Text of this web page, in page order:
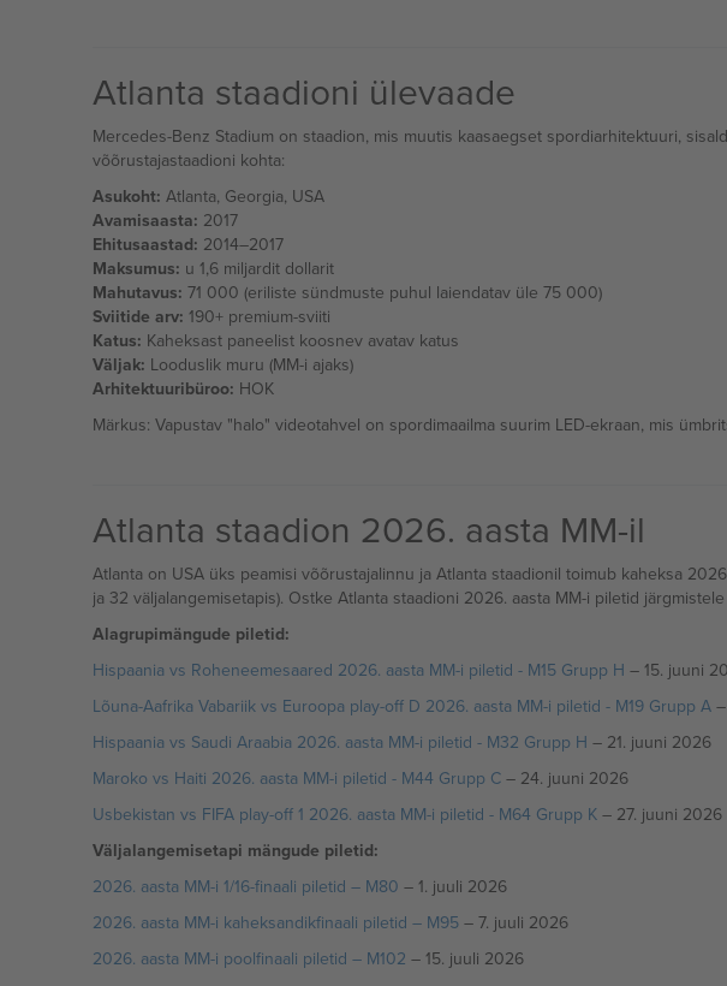
Atlanta staadioni ülevaade
Mercedes-Benz Stadium on staadion, mis muutis kaasaegset spordiarhitektuuri,
võõrustajastaadioni kohta:
Asukoht: Atlanta, Georgia, USA
Avamisaasta: 2017
Ehitusaastad: 2014–2017
Maksumus: u 1,6 miljardit dollarit
Mahutavus: 71 000 (eriliste sündmuste puhul laiendatav üle 75 000)
Sviitide arv: 190+ premium-sviiti
Katus: Kaheksast paneelist koosnev avatav katus
Väljak: Looduslik muru (MM-i ajaks)
Arhitektuuribüroo: HOK
Märkus: Vapustav "halo" videotahvel on spordimaailma suurim LED-ekraan, mis
Atlanta staadion 2026. aasta MM-il
Atlanta on USA üks peamisi võõrustajalinnu ja Atlanta staadionil toimub kaheksa
ja 32 väljalangemisetapis). Ostke Atlanta staadioni 2026. aasta MM-i piletid
Alagrupimängude piletid:
Hispaania vs Roheneemesaared 2026. aasta MM-i piletid - M15 Grupp H – 15. juuni
Lõuna-Aafrika Vabariik vs Euroopa play-off D 2026. aasta MM-i piletid - M19 Grupp A–
Hispaania vs Saudi Araabia 2026. aasta MM-i piletid - M32 Grupp H – 21. juuni 2026
Maroko vs Haiti 2026. aasta MM-i piletid - M44 Grupp C– 24. juuni 2026
Usbekistan vs FIFA play-off 1 2026. aasta MM-i piletid - M64 Grupp K– 27. juuni 2026
Väljalangemisetapi mängude piletid:
2026. aasta MM-i 1/16-finaali piletid – M80 – 1. juuli 2026
2026. aasta MM-i kaheksandikfinaali piletid – M95– 7. juuli 2026
2026. aasta MM-i poolfinaali piletid – M102 – 15. juuli 2026